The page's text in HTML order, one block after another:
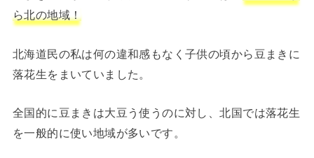
ら北の地域！
北海道民の私は何の違和感もなく子供の頃から豆まきに
落花生をまいていました。
全国的に豆まきは大豆う使うのに対し、北国では落花生
を一般的に使い地域が多いです。